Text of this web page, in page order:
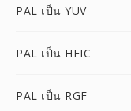
PAL เป็น YUV
PAL เป็น HEIC
PAL เป็น RGF